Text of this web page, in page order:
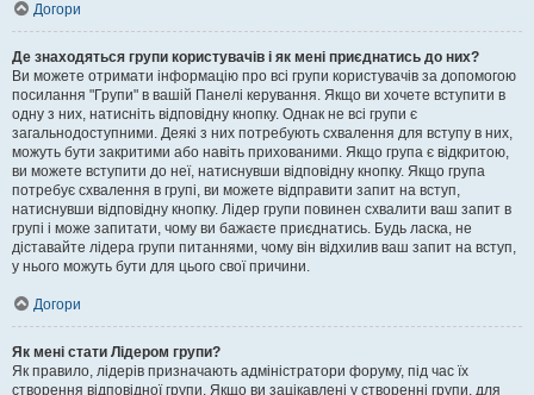
Догори
Де знаходяться групи користувачів і як мені приєднатись до них?
Ви можете отримати інформацію про всі групи користувачів за допомогою
посилання "Групи" в вашій Панелі керування. Якщо ви хочете вступити в
одну з них, натисніть відповідну кнопку. Однак не всі групи є
загальнодоступними. Деякі з них потребують схвалення для вступу в них,
можуть бути закритими або навіть прихованими. Якщо група є відкритою,
ви можете вступити до неї, натиснувши відповідну кнопку. Якщо група
потребує схвалення в групі, ви можете відправити запит на вступ,
натиснувши відповідну кнопку. Лідер групи повинен схвалити ваш запит в
групі і може запитати, чому ви бажаєте приєднатись. Будь ласка, не
діставайте лідера групи питаннями, чому він відхилив ваш запит на вступ,
у нього можуть бути для цього свої причини.
Догори
Як мені стати Лідером групи?
Як правило, лідерів призначають адміністратори форуму, під час їх
створення відповідної групи. Якщо ви зацікавлені у створенні групи, для